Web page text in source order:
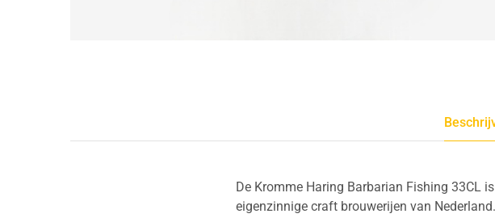
De Kromme Haring Barbarian Fishing 33CL
eigenzinnige craft brouwerijen van